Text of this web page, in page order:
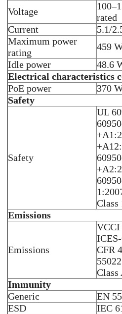
Voltage
rated
Current
5.1/
Maximum power
rating
459
Idle power
48.6
Electrical characteristics
PoE power
370
Safety
Safety
UL
Class
Emissions
Emissions
VCCI
CFR
Class
Immunity
Generic
EN
ESD
IEC